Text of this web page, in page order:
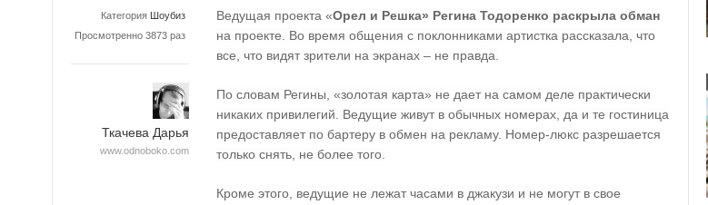
Категория Шоубиз
Просмотренно 3873 раз
Ткачева Дарья
www.odnoboko.com
Ведущая проекта «Орел и Решка» Регина Тодоренко раскрыла обман
на проекте. Во время общения с поклонниками артистка рассказала, что
все, что видят зрители на экранах – не правда.
По словам Регины, «золотая карта» не дает на самом деле практически
никаких привилегий. Ведущие живут в обычных номерах, да и те гостиница
предоставляет по бартеру в обмен на рекламу. Номер-люкс разрешается
только снять, не более того.
Кроме этого, ведущие не лежат часами в джакузи и не могут в свое